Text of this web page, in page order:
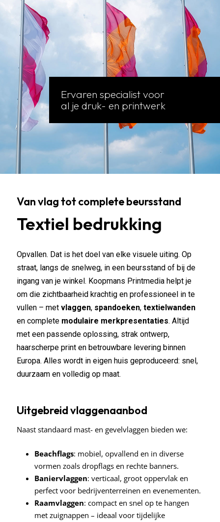
Ervaren specialist voor
al je druk- en printwerk
Van vlag tot complete beursstand
Textiel bedrukking
Opvallen. Dat is het doel van elke visuele uiting. Op
straat, langs de snelweg, in een beursstand of bij de
ingang van je winkel. Koopmans Printmedia helpt je
om die zichtbaarheid krachtig en professioneel in te
vullen – met vlaggen, spandoeken, textielwanden
en complete modulaire merkpresentaties. Altijd
met een passende oplossing, strak ontwerp,
haarscherpe print en betrouwbare levering binnen
Europa. Alles wordt in eigen huis geproduceerd: snel,
duurzaam en volledig op maat.
Uitgebreid vlaggenaanbod
Naast standaard mast- en gevelvlaggen bieden we:
Beachflags: mobiel, opvallend en in diverse
vormen zoals dropflags en rechte banners.
Baniervlaggen: verticaal, groot oppervlak en
perfect voor bedrijventerreinen en evenementen.
Raamvlaggen: compact en snel op te hangen
met zuignappen – ideaal voor tijdelijke